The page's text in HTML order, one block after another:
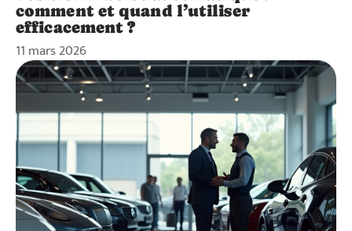
comment et quand l’utiliser
efficacement ?
11 mars 2026